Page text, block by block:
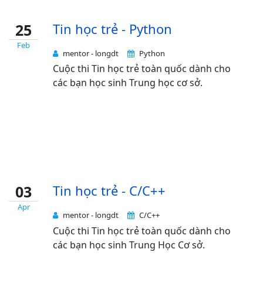
25
Feb
Tin học trẻ - Python
mentor - longdt Python
Cuộc thi Tin học trẻ toàn quốc dành cho
các bạn học sinh Trung học cơ sở.
03
Apr
Tin học trẻ - C/C++
mentor - longdt C/C++
Cuộc thi Tin học trẻ toàn quốc dành cho
các bạn học sinh Trung Học Cơ sở.